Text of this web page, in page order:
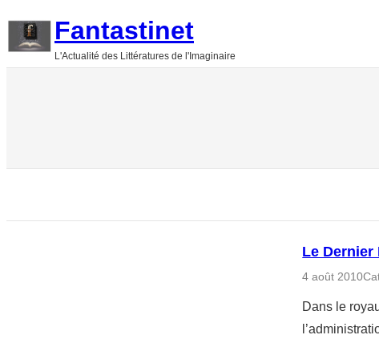
Fantastinet
L'Actualité des Littératures de l'Imaginaire
Le Dernier
4 août 2010
Dans le